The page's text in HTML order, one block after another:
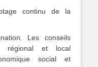
continu de la
Les conseils
régional et local
social et